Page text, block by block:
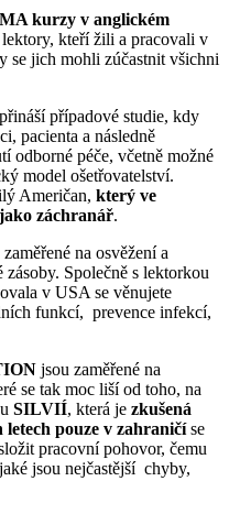
kurzy v anglickém
kteří žili a pracovali v
se jich mohli zúčastnit všichni
přináší případové studie, kdy
pacienta a následně
odborné péče, včetně možné
model ošetřovatelství.
Američan, který ve
záchranář.
na osvěžení a
Společně s lektorkou
v USA se věnujete
funkcí, prevence infekcí,
jsou zaměřené na
se tak moc liší od toho, na
SILVIÍ, která je zkušená
pouze v zahraničíse
pracovní pohovor, čemu
jsou nejčastější chyby,